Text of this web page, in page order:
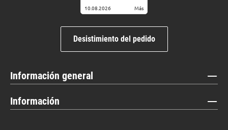
10.08.2026 Más
Desistimiento del pedido
Información general
Información